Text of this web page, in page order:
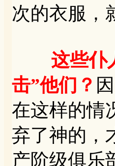
次的衣服，
这些仆
击”他们？
在这样的情
弃了神的，
产阶级俱乐